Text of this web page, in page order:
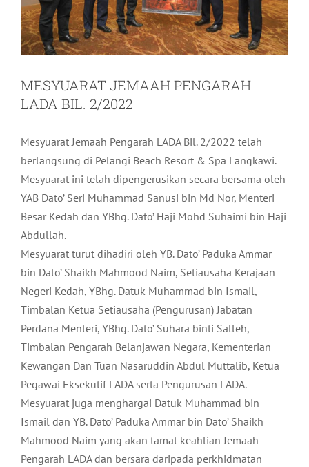
MESYUARAT JEMAAH PENGARAH
LADA BIL. 2/2022
Mesyuarat Jemaah Pengarah LADA Bil. 2/2022 telah
berlangsung di Pelangi Beach Resort & Spa Langkawi.
Mesyuarat ini telah dipengerusikan secara bersama oleh
YAB Dato’ Seri Muhammad Sanusi bin Md Nor, Menteri
Besar Kedah dan YBhg. Dato’ Haji Mohd Suhaimi bin Haji
Abdullah.
Mesyuarat turut dihadiri oleh YB. Dato’ Paduka Ammar
bin Dato’ Shaikh Mahmood Naim, Setiausaha Kerajaan
Negeri Kedah, YBhg. Datuk Muhammad bin Ismail,
Timbalan Ketua Setiausaha (Pengurusan) Jabatan
Perdana Menteri, YBhg. Dato’ Suhara binti Salleh,
Timbalan Pengarah Belanjawan Negara, Kementerian
Kewangan Dan Tuan Nasaruddin Abdul Muttalib, Ketua
Pegawai Eksekutif LADA serta Pengurusan LADA.
Mesyuarat juga menghargai Datuk Muhammad bin
Ismail dan YB. Dato’ Paduka Ammar bin Dato’ Shaikh
Mahmood Naim yang akan tamat keahlian Jemaah
Pengarah LADA dan bersara daripada perkhidmatan